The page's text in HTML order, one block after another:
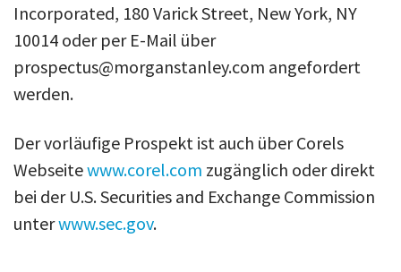
Incorporated, 180 Varick Street, New York, NY
10014 oder per E-Mail über
prospectus@morganstanley.com angefordert
werden.
Der vorläufige Prospekt ist auch über Corels
Webseitewww.corel.com zugänglich oder direkt
bei der U.S. Securities and Exchange Commission
unterwww.sec.gov.